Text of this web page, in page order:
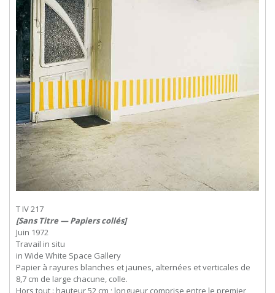
T IV 217
[Sans Titre — Papiers collés]
Juin 1972
Travail in situ
in Wide White Space Gallery
Papier à rayures blanches et jaunes, alternées et verticales de
8,7 cm de large chacune, colle.
Hors tout : hauteur 52 cm ; longueur comprise entre le premier